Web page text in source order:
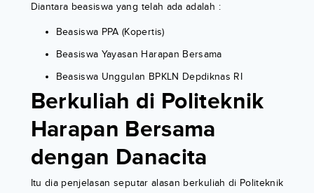
Diantara beasiswa yang telah ada adalah :
Beasiswa PPA (Kopertis)
Beasiswa Yayasan Harapan Bersama
Beasiswa Unggulan BPKLN Depdiknas RI
Berkuliah di Politeknik
Harapan Bersama
dengan Danacita
Itu dia penjelasan seputar alasan berkuliah di Politeknik